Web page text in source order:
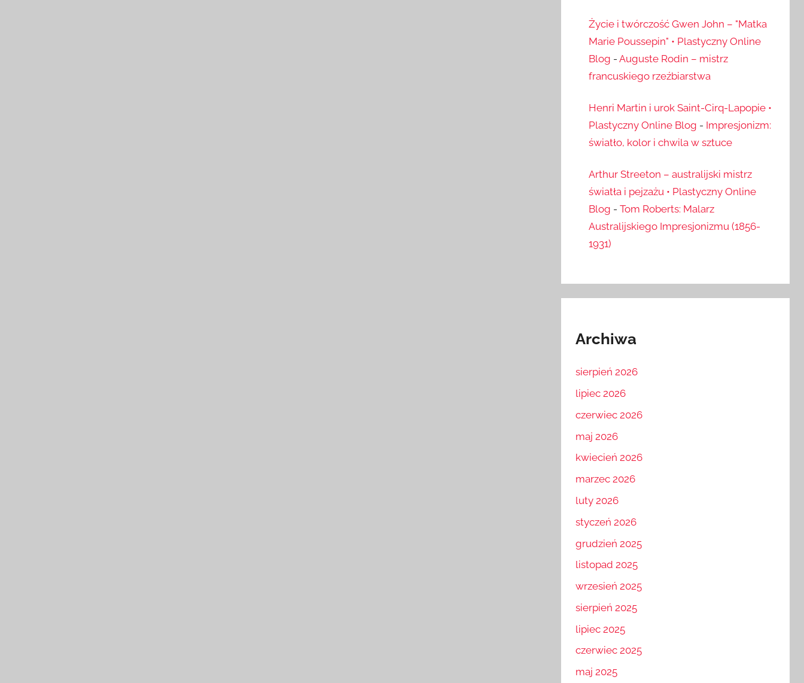
Życie i twórczość Gwen John – "Matka
Marie Poussepin" • Plastyczny Online
Blog - Auguste Rodin – mistrz
francuskiego rzeźbiarstwa
Henri Martin i urok Saint-Cirq-Lapopie •
Plastyczny Online Blog - Impresjonizm:
światło, kolor i chwila w sztuce
Arthur Streeton – australijski mistrz
światła i pejzażu • Plastyczny Online
Blog - Tom Roberts: Malarz
Australijskiego Impresjonizmu (1856-
1931)
Archiwa
sierpień 2026
lipiec 2026
czerwiec 2026
maj 2026
kwiecień 2026
marzec 2026
luty 2026
styczeń 2026
grudzień 2025
listopad 2025
wrzesień 2025
sierpień 2025
lipiec 2025
czerwiec 2025
maj 2025